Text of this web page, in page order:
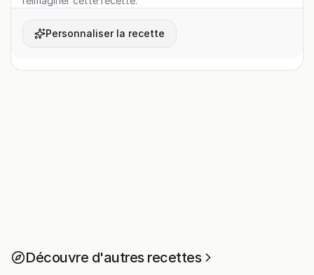
Personnaliser la recette
Découvre d'autres recettes